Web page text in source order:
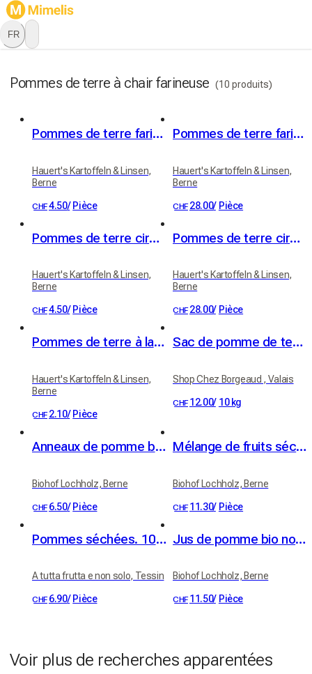
FR
Pommes de terre à chair farineuse (10 produits)
Pommes de terre farineuses (variété Victoria)
Hauert's Kartoffeln & Linsen,
Berne
CHF4.50/ Pièce
Pommes de terre farineuses 20kg
Hauert's Kartoffeln & Linsen,
Berne
CHF 28.00/ Pièce
Pommes de terre cireuses (variété Erika)
Hauert's Kartoffeln & Linsen,
Berne
CHF4.50/ Pièce
Pommes de terre cireuses 20kg
Hauert's Kartoffeln & Linsen,
Berne
CHF 28.00/ Pièce
Pommes de terre à la cire, pommes de terre à raclette 1kg
Hauert's Kartoffeln & Linsen,
Berne
CHF 2.10/ Pièce
Sac de pomme de terre
Shop Chez Borgeaud , Valais
CHF 12.00/ 10 kg
Anneaux de pomme bio Apfelringli haute-tige 60 g
Biohof Lochholz, Berne
CHF 6.50/ Pièce
Mélange de fruits séchés bio 100 g
Biohof Lochholz, Berne
CHF 11.30/ Pièce
Pommes séchées. 100% fruit
A tutta frutta e non solo, Tessin
CHF 6.90/ Pièce
Jus de pomme bio non filtré de vergers haute-tige, 3 litres
Biohof Lochholz, Berne
CHF 11.50/ Pièce
Voir plus de recherches apparentées